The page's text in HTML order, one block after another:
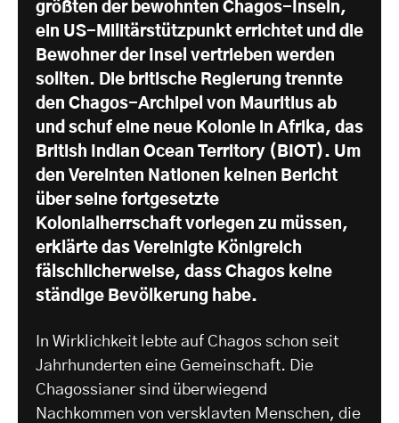
größten der bewohnten Chagos-Inseln,
ein US-Militärstützpunkt errichtet und die
Bewohner der Insel vertrieben werden
sollten. Die britische Regierung trennte
den Chagos-Archipel von Mauritius ab
und schuf eine neue Kolonie in Afrika, das
British Indian Ocean Territory (BIOT). Um
den Vereinten Nationen keinen Bericht
über seine fortgesetzte
Kolonialherrschaft vorlegen zu müssen,
erklärte das Vereinigte Königreich
fälschlicherweise, dass Chagos keine
ständige Bevölkerung habe.
In Wirklichkeit lebte auf Chagos schon seit
Jahrhunderten eine Gemeinschaft. Die
Chagossianer sind überwiegend
Nachkommen von versklavten Menschen, die